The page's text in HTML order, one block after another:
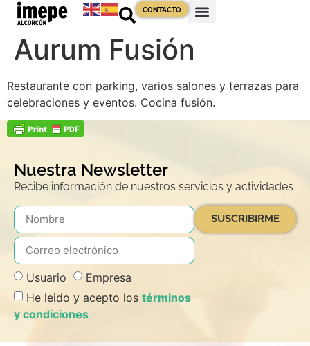
contenido CONTACTO
Aurum Fusión
Restaurante con parking, varios salones y terrazas para
celebraciones y eventos. Cocina fusión.
Nuestra Newsletter
Recibe información de nuestros servicios y actividades
Usuario
Empresa
He leido y acepto los términos
y condiciones
SUSCRIBIRME